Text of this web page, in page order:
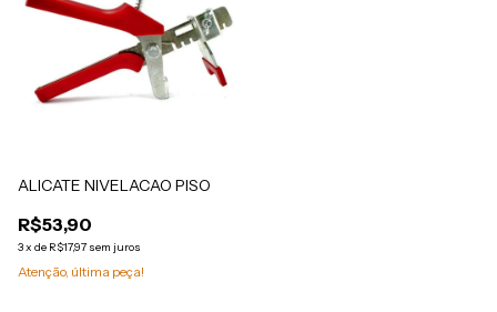
ALICATE NIVELACAO PISO
R$53,90
3x de R$17,97 sem juros
Atenção, última peça!